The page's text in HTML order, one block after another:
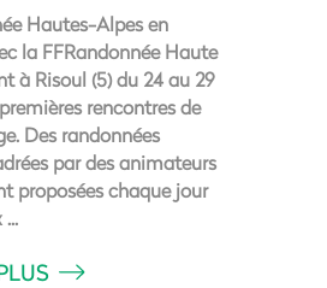
Hautes-Alpes en
la FFRandonnée Haute
à Risoul (5) du 24 au 29
rencontres de
Des randonnées
par des animateurs
proposées chaque jour